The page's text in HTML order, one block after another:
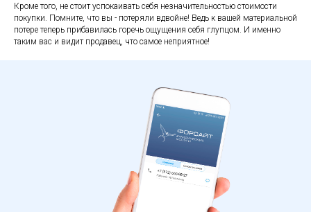
Кроме того, не стоит успокаивать себя незначительностью стоимости
покупки. Помните, что вы - потеряли вдвойне! Ведь к вашей материальной
потере теперь прибавилась горечь ощущения себя глупцом. И именно
таким вас и видит продавец, что самое неприятное!